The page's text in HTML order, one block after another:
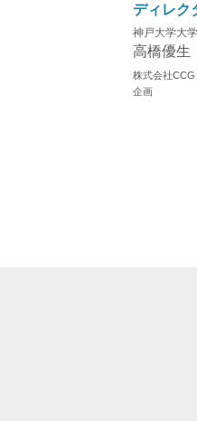
ディレク
神戸大学大
高橋優生
株式会社CCG
企画